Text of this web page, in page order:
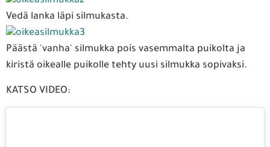
Vedä lanka läpi silmukasta.
Päästä 'vanha' silmukka pois vasemmalta puikolta ja
kiristä oikealle puikolle tehty uusi silmukka sopivaksi.
KATSO VIDEO: